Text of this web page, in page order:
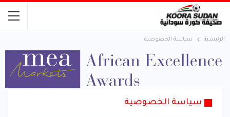
الرئيسية سياسة الخصوصية
سياسة الخصوصية